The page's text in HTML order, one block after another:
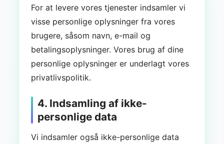
For at levere vores tjenester indsamler vi
visse personlige oplysninger fra vores
brugere, såsom navn, e-mail og
betalingsoplysninger. Vores brug af dine
personlige oplysninger er underlagt vores
privatlivspolitik.
4. Indsamling af ikke-
personlige data
Vi indsamler også ikke-personlige data